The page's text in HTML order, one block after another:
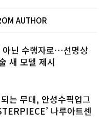
AUTHOR
닌 수행자로…선명상
새 모델 제시
는 무대, 안성수픽업그
나루아트센